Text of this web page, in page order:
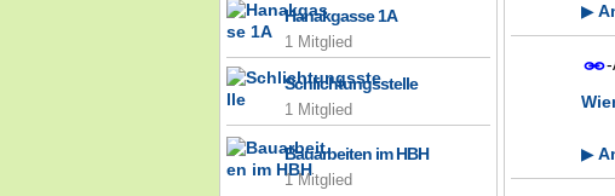
Hanakgasse 1A
1 Mitglied
Schlichtungsstelle
1 Mitglied
Bauarbeiten im HBH
1 Mitglied
▶
▶